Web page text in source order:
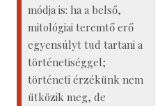
módja is: ha a belső,
mitológiai teremtő erő
egyensúlyt tud tartani a
történetiséggel;
történeti érzékünk nem
ütközik meg, de